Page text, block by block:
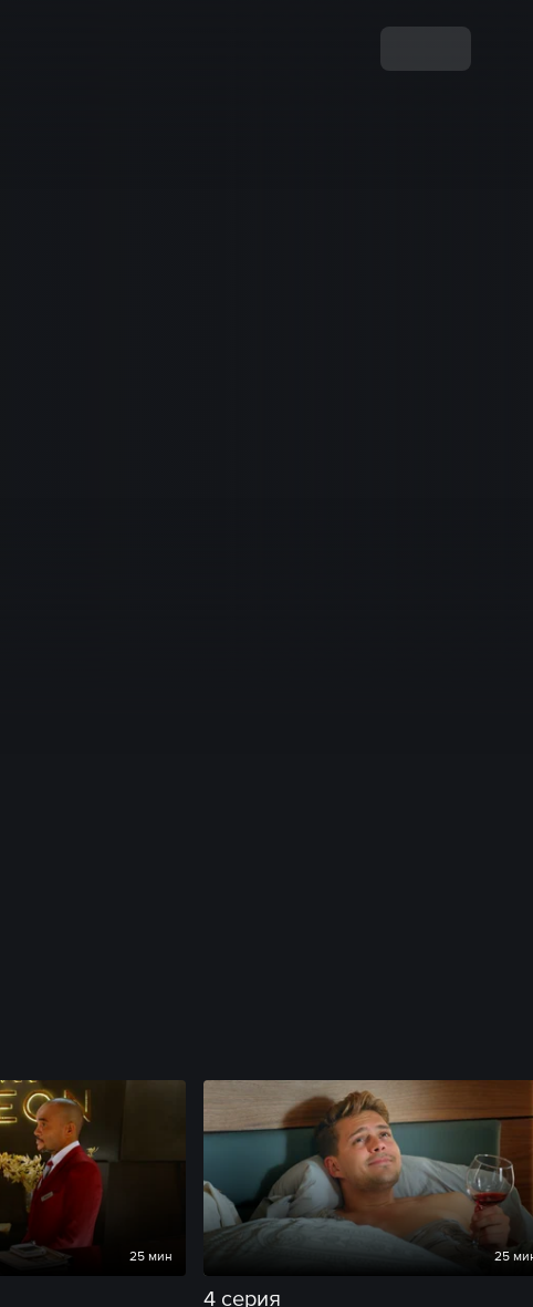
25 мин 25
4 серия